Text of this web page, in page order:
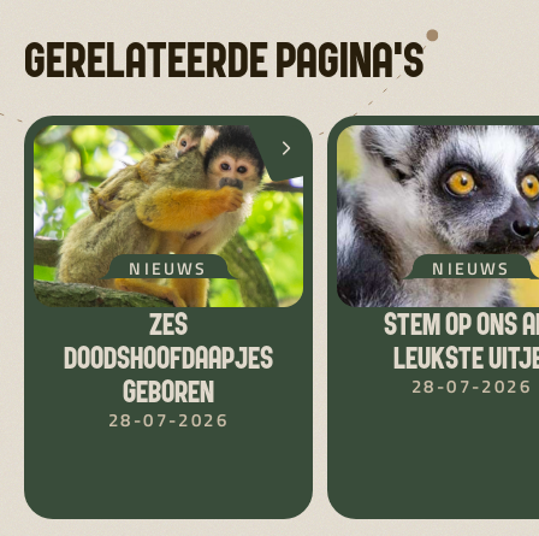
GERELATEERDE PAGINA'S
NIEUWS
ZES
DOODSHOOFDAAPJES
GEBOREN
28-07-2026
NIEUWS
STEM OP ONS
LEUKSTE
28-07-2026